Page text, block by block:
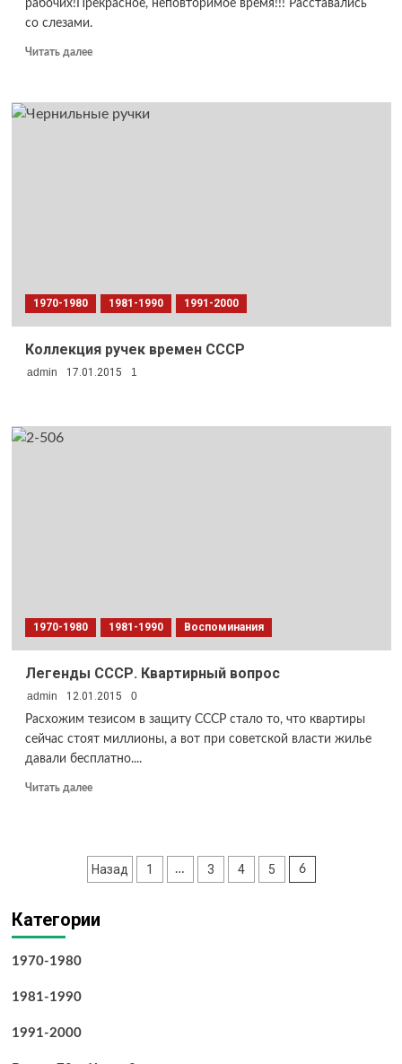
рабочих!Прекрасное, неповторимое время!!! Расставались
со слезами.
Читать далееПрочитать
Взвейтесь
кострами,
1970-1980 1981-1990 1991-2000
Коллекция ручек времен СССР
admin 17.01.2015 1
1970-1980 1981-1990 Воспоминания
Легенды СССР. Квартирный вопрос
admin 12.01.2015
0
Расхожим тезисом в защиту СССР стало то, что квартиры
сейчас стоят миллионы, а вот при советской власти жилье
давали бесплатно....
Читать далееПрочитать
СССР.
Квартирный
Пагинация
Назад 1 … 3 4 5 6
Категории
1970-1980
1981-1990
1991-2000